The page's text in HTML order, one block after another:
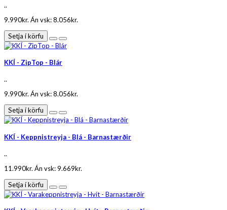
..
9.990kr. Án vsk: 8.056kr.
Setja í körfu
KKÍ - ZipTop - Blár
..
9.990kr. Án vsk: 8.056kr.
Setja í körfu
KKÍ - Keppnistreyja - Blá - Barnastærðir
..
11.990kr. Án vsk: 9.669kr.
Setja í körfu